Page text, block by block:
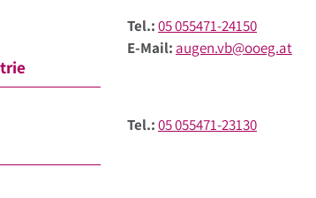
Tel.:05 055471-24150
E-Mail: augen.vb@ooeg.at
Tel.:05 055471-23130